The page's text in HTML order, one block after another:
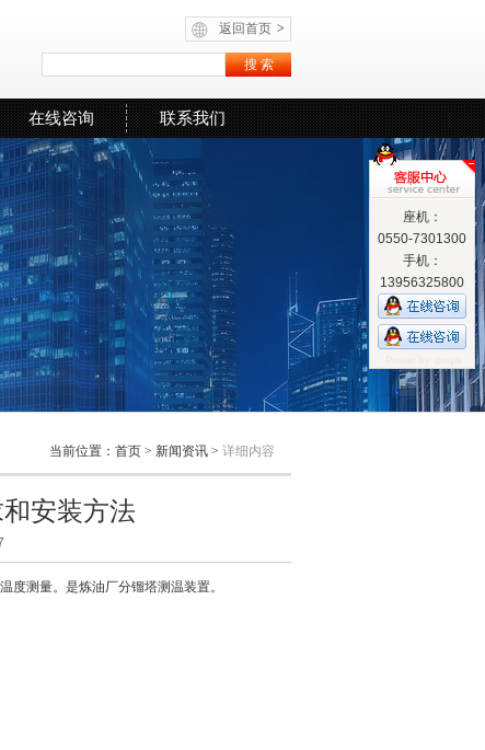
返回首页 >
在线咨询 联系我们
当前位置： 首页 > 新闻资讯 > 详细内容
安装方法
度测量。是炼油厂分镏塔测温装置。
座机：
0550-7301300
手机：
13956325800